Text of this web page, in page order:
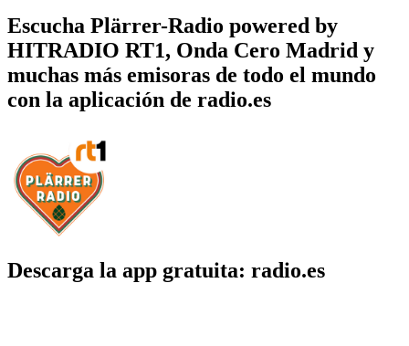
Escucha Plärrer-Radio powered by
HITRADIO RT1, Onda Cero Madrid y
muchas más emisoras de todo el mundo
con la aplicación de radio.es
Descarga la app gratuita: radio.es